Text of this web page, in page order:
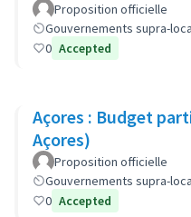
Proposition officielle
Gouvernements supra-
0 Accepted
Açores : Budget
Açores)
Proposition officielle
Gouvernements supra-
0 Accepted